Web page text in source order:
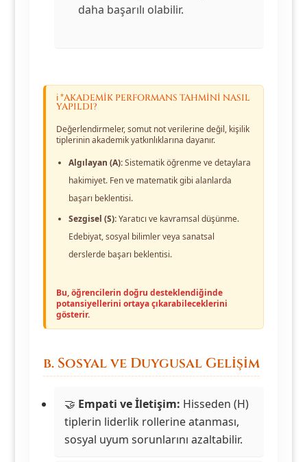
daha başarılı olabilir.
ℹ️ *AKADEMIK PERFORMANS TAHMINI NASIL
YAPILDI?
Değerlendirmeler, somut not verilerine değil, kişilik
tiplerinin akademik yatkınlıklarına dayanır.
Algılayan (A):Sistematik öğrenme ve detaylara
hakimiyet. Fen ve matematik gibi alanlarda
başarı beklentisi.
Sezgisel (S):Yaratıcı ve kavramsal düşünme.
Edebiyat, sosyal bilimler veya sanatsal
derslerde başarı beklentisi.
Bu, öğrencilerin doğru desteklendiğinde
potansiyellerini ortaya çıkarabileceklerini
gösterir.
b. Sosyal ve Duygusal Gelişim
🤝 Empati ve İletişim: Hisseden (H)
tiplerin liderlik rollerine atanması,
sosyal uyum sorunlarını azaltabilir.